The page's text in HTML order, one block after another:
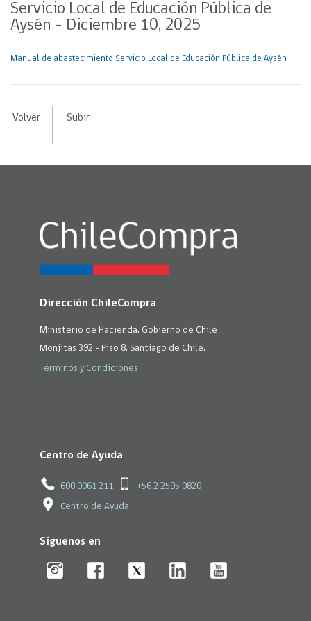
Servicio Local de Educación Pública de
Aysén – Diciembre 10, 2025
Manual de abastecimiento Servicio Local de Educación Pública de Aysén
Volver Subir
Dirección ChileCompra
Ministerio de Hacienda, Gobierno de Chile
Monjitas 392 - Piso 8, Santiago de Chile.
Términos y Condiciones
Centro de Ayuda
600 0061 211 +56 2 2595 0820
Centro de Ayuda
Síguenos en